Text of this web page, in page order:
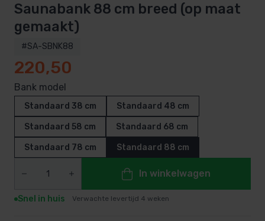
Saunabank 88 cm breed (op maat
gemaakt)
#SA-SBNK88
220,50
Bank model
Standaard 38 cm Standaard 48 cm
Standaard 58 cm Standaard 68 cm
Standaard 78 cm Standaard 88 cm
In winkelwagen
Snel in huis Verwachte levertijd 4 weken